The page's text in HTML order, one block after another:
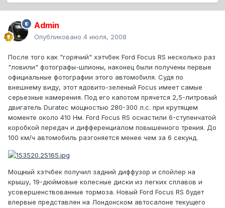
Admin
Опубликовано 4 июля, 2008
После того как "горячий" хэтчбек Ford Focus RS несколько раз
"ловили" фотографы-шпионы, наконец были получены первые
официальные фотографии этого автомобиля. Судя по
внешнему виду, этот ядовито-зеленый Focus имеет самые
серьезные намерения. Под его капотом прячется 2,5-литровый
двигатель Duratec мощностью 280-300 л.с. при крутящем
моменте около 410 Нм. Ford Focus RS оснастили 6-ступенчатой
коробкой передач и дифференциалом повышенного трения. До
100 км/ч автомобиль разгоняется менее чем за 6 секунд.
Мощный хэтчбек получил задний диффузор и спойлер на
крышу, 19-дюймовые колесные диски из легких сплавов и
усовершенствованные тормоза. Новый Ford Focus RS будет
впервые представлен на Лондонском автосалоне текущего